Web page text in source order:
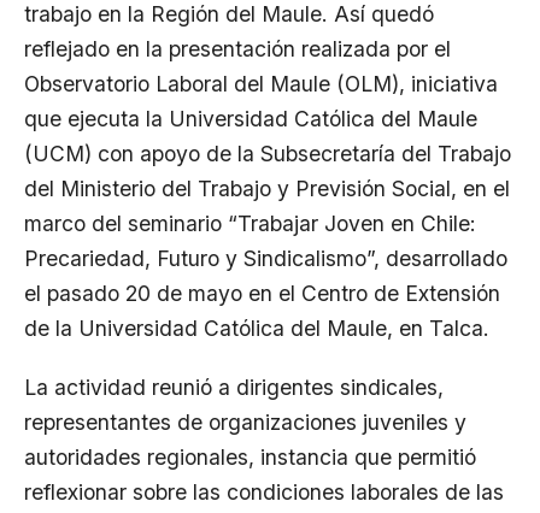
trabajo en la Región del Maule. Así quedó
reflejado en la presentación realizada por el
Observatorio Laboral del Maule (OLM), iniciativa
que ejecuta la Universidad Católica del Maule
(UCM) con apoyo de la Subsecretaría del Trabajo
del Ministerio del Trabajo y Previsión Social, en el
marco del seminario “Trabajar Joven en Chile:
Precariedad, Futuro y Sindicalismo”, desarrollado
el pasado 20 de mayo en el Centro de Extensión
de la Universidad Católica del Maule, en Talca.
La actividad reunió a dirigentes sindicales,
representantes de organizaciones juveniles y
autoridades regionales, instancia que permitió
reflexionar sobre las condiciones laborales de las